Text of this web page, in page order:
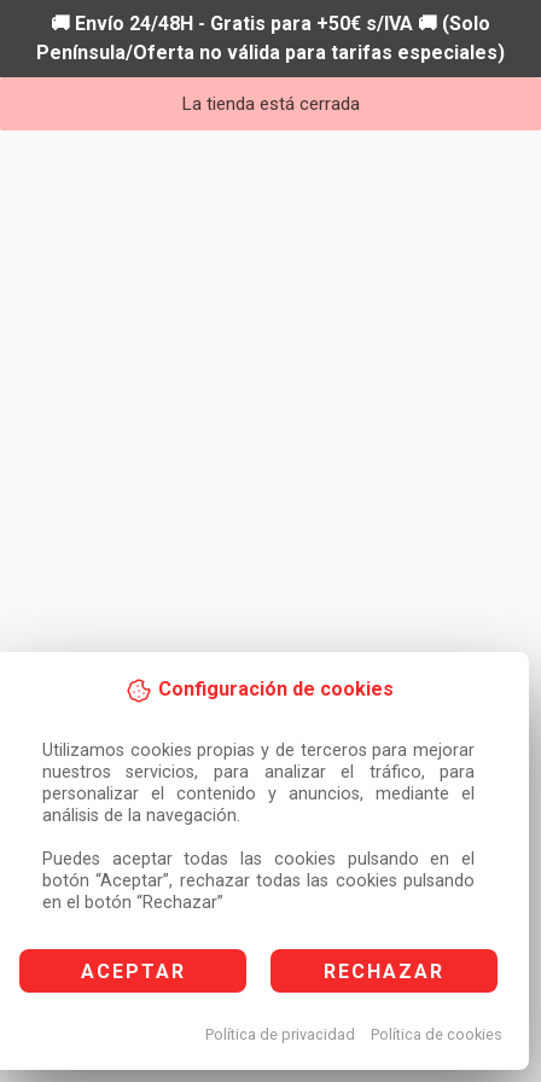
Configuración de cookies
Utilizamos cookies propias y de terceros para mejorar
nuestros servicios, para analizar el tráfico, para
personalizar el contenido y anuncios, mediante el
análisis de la navegación.
Puedes aceptar todas las cookies pulsando en el
botón “Aceptar”, rechazar todas las cookies pulsando
en el botón “Rechazar”
ACEPTAR RECHAZAR
Política de privacidad Política de cookies
🚚 Envío 24/48H - Gratis para +50€ s/IVA 🚚 (Solo
Península/Oferta no válida para tarifas especiales)
La tienda está cerrada